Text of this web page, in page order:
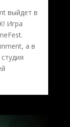
выйдет в
Игра
а в